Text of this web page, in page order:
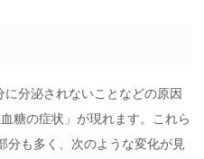
分泌されないことなどの原因
糖の症状」が現れます。これら
分も多く、次のような変化が見